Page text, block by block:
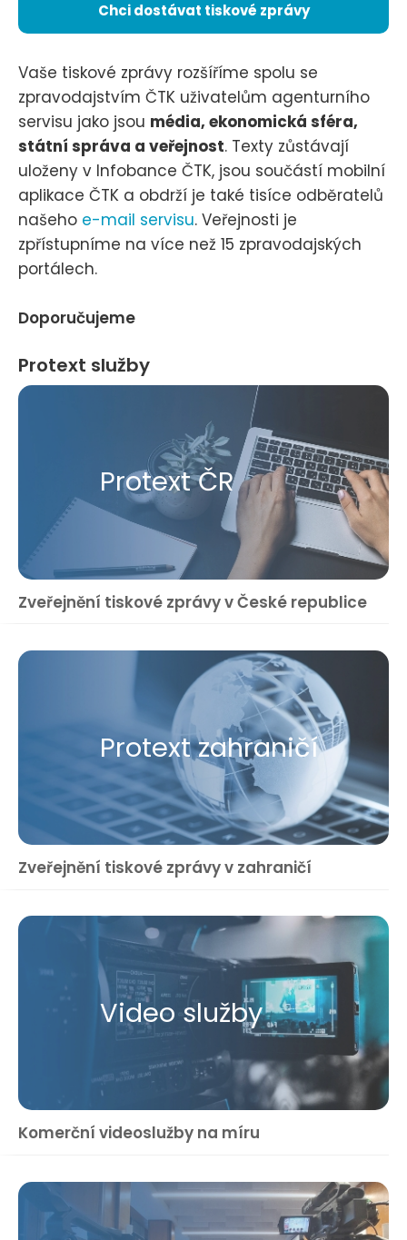
Chci dostávat tiskové zprávy
Vaše tiskové zprávy rozšíříme spolu se
zpravodajstvím ČTK uživatelům agenturního
servisu jako jsou média, ekonomická sféra,
státní správa a veřejnost. Texty zůstávají
uloženy v Infobance ČTK, jsou součástí mobilní
aplikace ČTK a obdrží je také tisíce odběratelů
našeho e-mail servisu. Veřejnosti je
zpřístupníme na více než 15 zpravodajských
portálech.
Doporučujeme
Protext služby
Protext ČR
Zveřejnění tiskové zprávy v České republice
Protext zahraničí
Zveřejnění tiskové zprávy v zahraničí
Video služby
Komerční videoslužby na míru